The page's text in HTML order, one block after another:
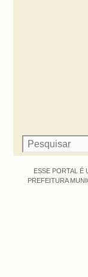
ESSE PORTAL É
PREFEITURA